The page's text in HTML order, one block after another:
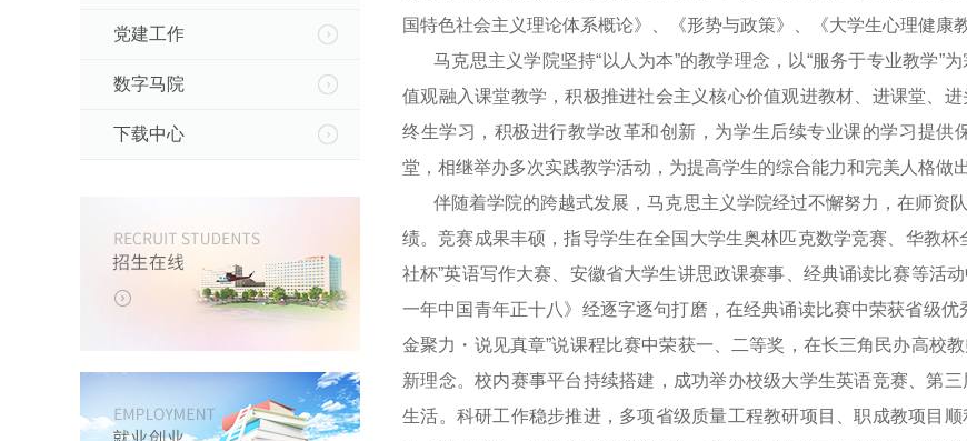
党建工作
数字马院
下载中心
国特色社会主义理论体系概论》、《形势与政策》、《大学生心理健康
马克思主义学院坚持“以人为本”的教学理念，以“服务于专业教学”
值观融入课堂教学，积极推进社会主义核心价值观进教材、进课堂、
终生学习，积极进行教学改革和创新，为学生后续专业课的学习提
堂，相继举办多次实践教学活动，为提高学生的综合能力和完美人格做
伴随着学院的跨越式发展，马克思主义学院经过不懈努力，在师资
绩。竞赛成果丰硕，指导学生在全国大学生奥林匹克数学竞赛、华教
社杯”英语写作大赛、安徽省大学生讲思政课赛事、经典诵读比赛等活
一年中国青年正十八》经逐字逐句打磨，在经典诵读比赛中荣获省级优
金聚力・说见真章”说课程比赛中荣获一、二等奖，在长三角民办高校
新理念。校内赛事平台持续搭建，成功举办校级大学生英语竞赛、第
生活。 科研工作稳步推进，多项省级质量工程教研项目、职成教项目